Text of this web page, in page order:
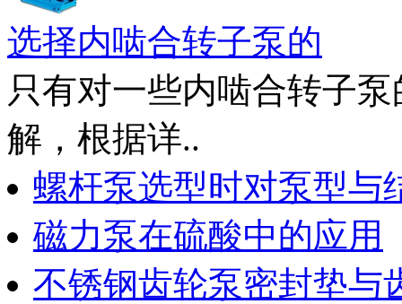
选择内啮合转子泵的
只有对一些内啮合转子
解，根据详..
螺杆泵选型时对泵型与
磁力泵在硫酸中的应用
不锈钢齿轮泵密封垫与